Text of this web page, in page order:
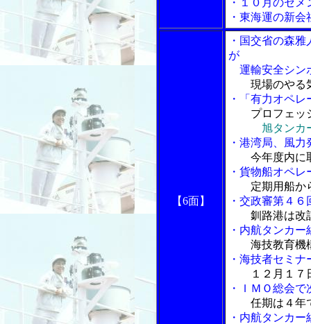
・１０月のセ
・東海運の新
【6面】
・国交省の森
が
運輸安全シン
現場のやる
・「有力オペ
プロフェッ
旭タン
・港湾局、風
今年度内に
・貨物船オペ
定期用船か
・交政審第４
釧路港は改
・内航タンカ
海技教育機
・海技者セミ
１２月１
・ＩＭＯ総会
任期は４年
・内航タンカ